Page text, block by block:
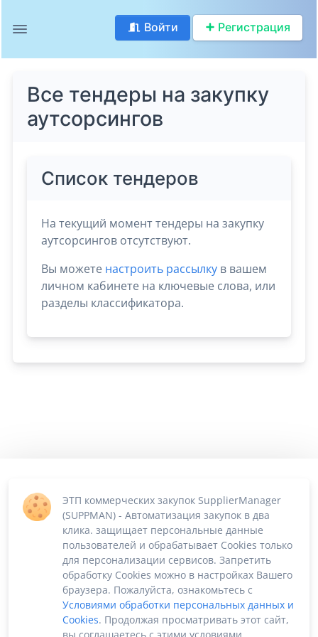
Войти Регистрация
Все тендеры на закупку
аутсорсингов
Список тендеров
На текущий момент тендеры на закупку
аутсорсингов отсутствуют.
Вы можете настроить рассылку в вашем
личном кабинете на ключевые слова, или
разделы классификатора.
ЭТП коммерческих закупок SupplierManager
(SUPPMAN) - Автоматизация закупок в два
клика. защищает персональные данные
пользователей и обрабатывает Cookies только
для персонализации сервисов. Запретить
обработку Cookies можно в настройках Вашего
браузера. Пожалуйста, ознакомьтесь с
Условиями обработки персональных данных и
Cookies. Продолжая просматривать этот сайт,